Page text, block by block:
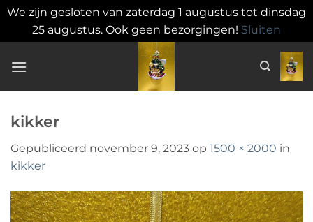
We zijn gesloten van zaterdag 1 augustus tot dinsdag
25 augustus. Ook geen bezorgingen! Sluiten
naar
kikker
Gepubliceerd november 9, 2023 op 1500 × 2000 in
kikker